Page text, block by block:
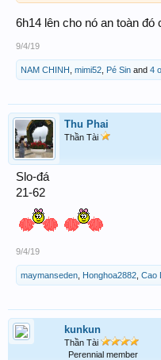
6h14 lên cho nó an toàn đó
9/4/19
NAM CHINH mimi52 Pé Sin and 4
Thu Phai
Thần Tài
Slo-đá
21-62
9/4/19
maymanseden Honghoa2882 Cao
kunkun
Thần Tài
Perennial member